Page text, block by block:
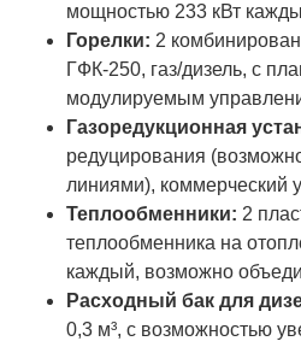
мощностью 233 кВт
Горелки: 2
ГФК-250, газ/дизель, с
модулируемым
Газоредукционная
редуцирования
линиями), коммерческий
Теплообменники: 2
теплообменника на
каждый, возможно
Расходный бак для
0,3 м³, с возможностью